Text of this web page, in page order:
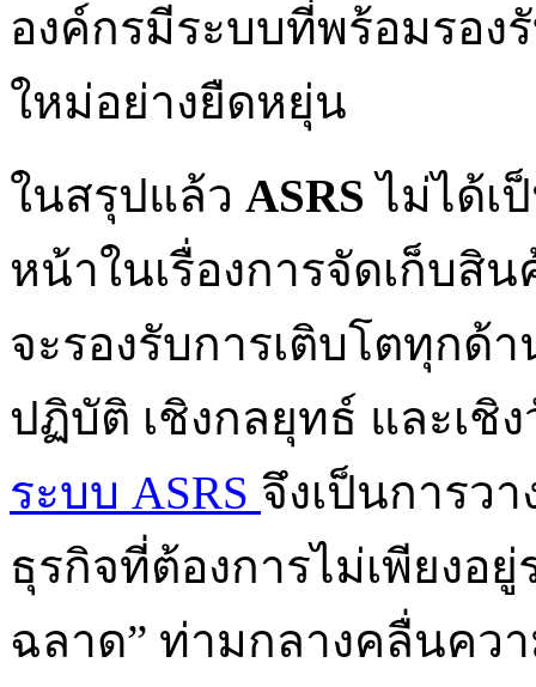
องค์กรมีระบบที่พร้อมรอง
ใหม่อย่างยืดหยุ่น
ในสรุปแล้ว ASRS ไม่ได้เ
หน้าในเรื่องการจัดเก็บสิ
จะรองรับการเติบโตทุกด้
ปฏิบัติ เชิงกลยุทธ์ และเชิ
ระบบ ASRS จึงเป็นการว
ธุรกิจที่ต้องการไม่เพียงอ
ฉลาด” ท่ามกลางคลื่นคว